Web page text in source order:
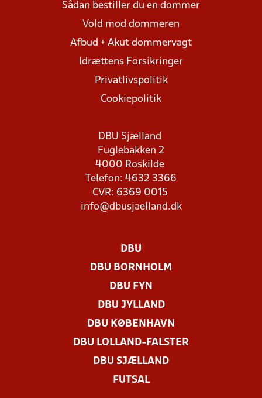
Sådan bestiller du en dommer
Vold mod dommeren
Afbud + Akut dommervagt
Idrættens Forsikringer
Privatlivspolitik
Cookiepolitik
DBU Sjælland
Fuglebakken 2
4000 Roskilde
Telefon: 4632 3366
CVR: 6369 0015
info@dbusjaelland.dk
DBU
DBU BORNHOLM
DBU FYN
DBU JYLLAND
DBU KØBENHAVN
DBU LOLLAND-FALSTER
DBU SJÆLLAND
FUTSAL